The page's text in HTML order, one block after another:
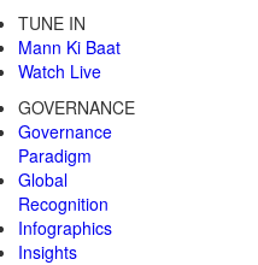
TUNE IN
Mann Ki Baat
Watch Live
GOVERNANCE
Governance
Paradigm
Global
Recognition
Infographics
Insights